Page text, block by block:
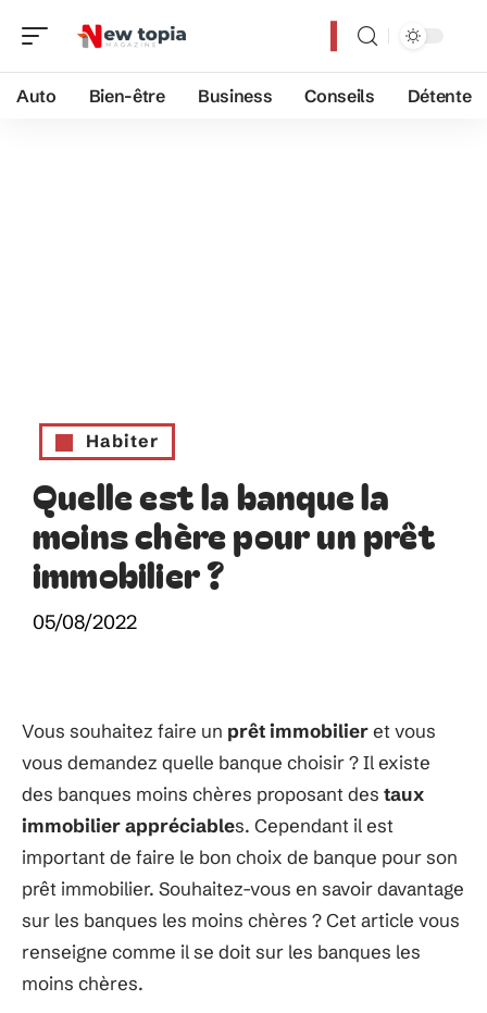
Auto Bien-être Business Conseils Détente
Habiter
Quelle est la banque la
moins chère pour un prêt
immobilier ?
05/08/2022
Vous souhaitez faire un prêt immobilieret vous
vous demandez quelle banque choisir ? Il existe
des banques moins chères proposant des taux
immobilier appréciables. Cependant il est
important de faire le bon choix de banque pour son
prêt immobilier. Souhaitez-vous en savoir davantage
sur les banques les moins chères ? Cet article vous
renseigne comme il se doit sur les banques les
moins chères.